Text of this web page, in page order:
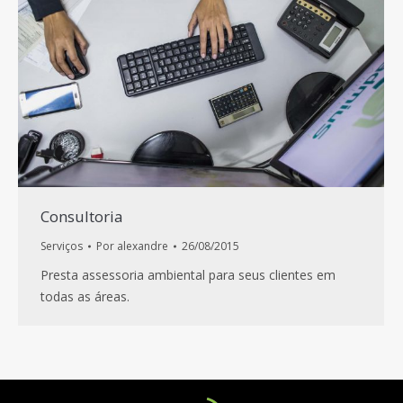
Consultoria
Serviços Por alexandre 26/08/2015
Presta assessoria ambiental para seus clientes em
todas as áreas.